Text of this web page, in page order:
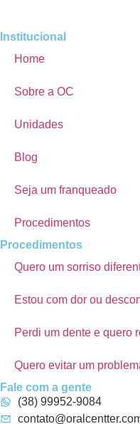
Institucional
Home
Sobre a OC
Unidades
Blog
Seja um franqueado
Procedimentos
Procedimentos
Quero um sorriso
Estou com dor ou
Perdi um dente e quero
Quero evitar um
Fale com a gente
(38) 99952-9084